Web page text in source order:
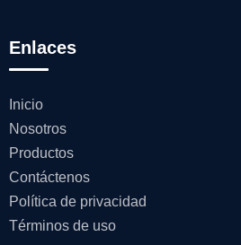
Enlaces
Inicio
Nosotros
Productos
Contáctenos
Política de privacidad
Términos de uso